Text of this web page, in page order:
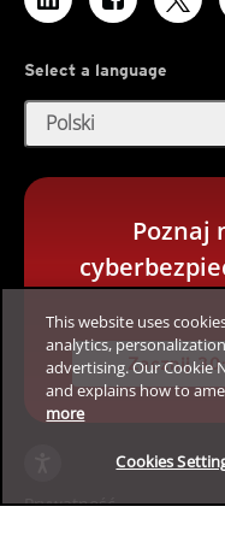
Select a language
Polski
Poznaj
Zacznij
Prywatność
This website uses
analytics,
advertising. Our Cookie
and explains how to
more
Cookies